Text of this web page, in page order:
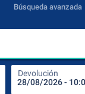
Búsqueda avanzada
Devolución